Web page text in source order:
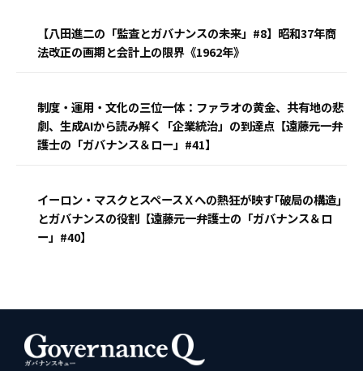
【八田進二の「監査とガバナンスの未来」#8】昭和37年商
法改正の画期と会計上の限界《1962年》
制度・運用・文化の三位一体：ファラオの黄金、共有地の悲
劇、生成AIから読み解く「企業統治」の到達点【遠藤元一弁
護士の「ガバナンス＆ロー」#41】
イーロン・マスクとスペースＸへの熱狂が映す｢破局の構造｣
とガバナンスの役割【遠藤元一弁護士の「ガバナンス＆ロ
ー」#40】